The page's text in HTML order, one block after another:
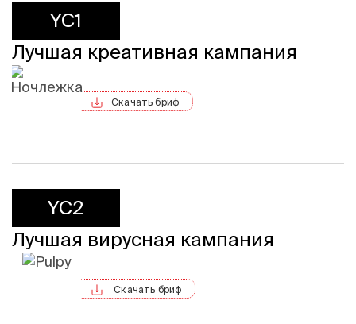
YC1
Лучшая креативная кампания
Скачать бриф
YC2
Лучшая вирусная кампания
Скачать бриф